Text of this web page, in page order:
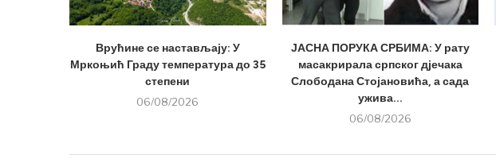
Врућине се настављају: У
Мркоњић Граду температура до 35
степени
06/08/2026
ЈАСНА ПОРУКА СРБИМА: У рату
масакрирала српског дјечака
Слободана Стојановића, а сада
ужива...
06/08/2026